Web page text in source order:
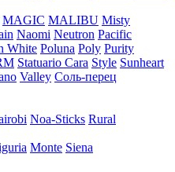
MAGIC MALIBU Misty
Naomi Neutron Pacific
White Poluna Poly Purity
Statuario Cara Style Sunheart
Valley Соль-перец
Noa-Sticks Rural
Monte Siena